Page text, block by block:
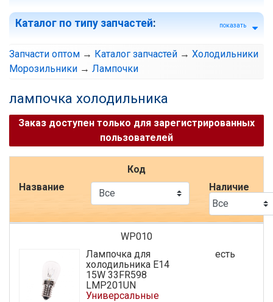
Каталог по типу запчастей: показать
Запчасти оптом → Каталог запчастей → Холодильники
Морозильники → Лампочки
лампочка холодильника
Заказ доступен только для зарегистрированных
пользователей
Код
Название
Наличие
WP010
Лампочка для
холодильника E14
15W 33FR598
LMP201UN
Универсальные
есть